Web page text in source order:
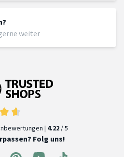
weiter
| 4.22 / 5
Folg uns!